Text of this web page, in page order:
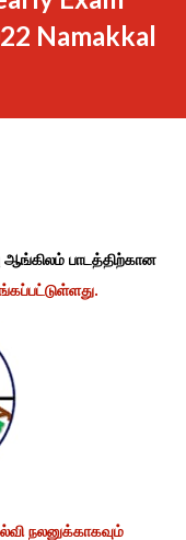
Namakkal
ஆங்கிலம் பாடத்திற்கான
நலனுக்காகவும்